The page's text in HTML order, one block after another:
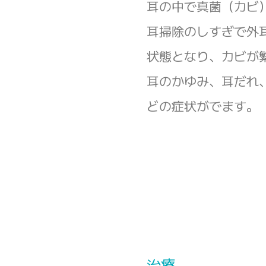
耳の中で真菌（カビ
耳掃除のしすぎで外
状態となり、カビが
耳のかゆみ、耳だれ
どの症状がでます。